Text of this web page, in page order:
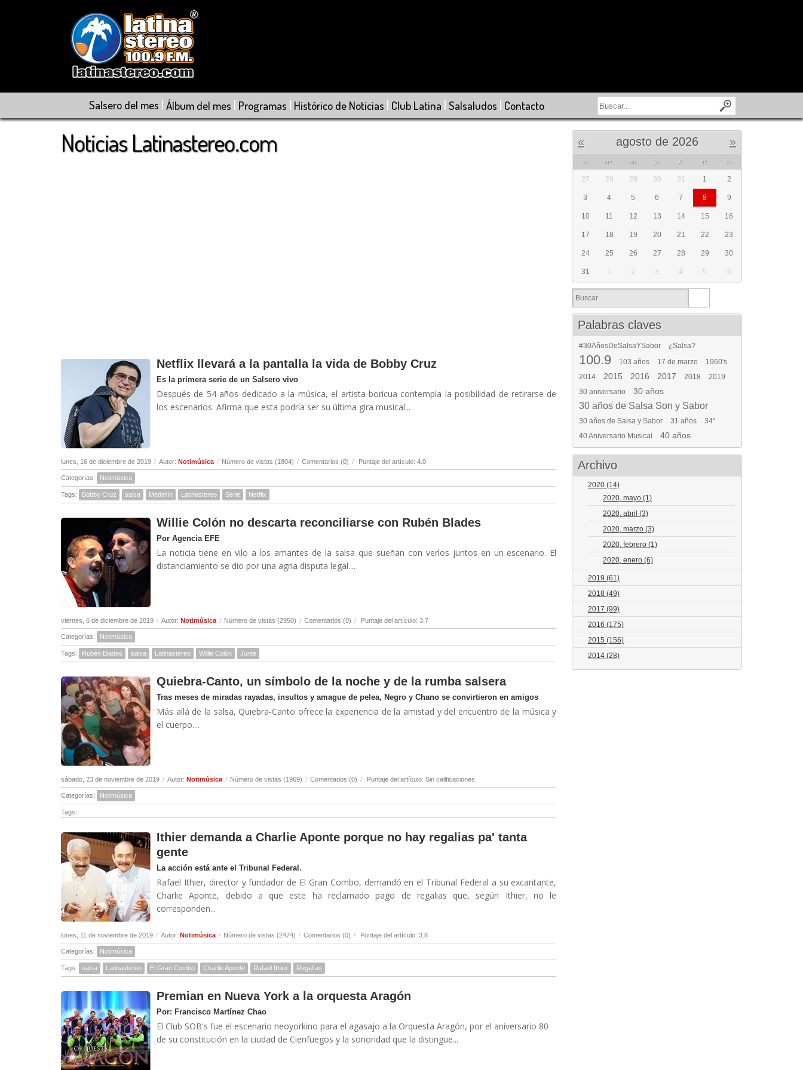
Salsero del mes | Álbum del mes | Programas | Histórico de Noticias | Club Latina | Salsaludos | Contacto
Noticias Latinastereo.com
Netflix llevará a la pantalla la vida de Bobby Cruz
Es la primera serie de un Salsero vivo
Después de 54 años dedicado a la música, el artista boricua contempla la posibilidad de retirarse de
los escenarios. Afirma que esta podría ser su última gira musical...
lunes, 16 de diciembre de 2019 / Autor: Notimúsica / Número de vistas (1804) / Comentarios (0) / Puntaje del artículo: 4.0
Categorías: Notimúsica
Tags: Bobby Cruz salsa Medellín Latinastereo Serie Netflix
Willie Colón no descarta reconciliarse con Rubén Blades
Por Agencia EFE
La noticia tiene en vilo a los amantes de la salsa que sueñan con verlos juntos en un escenario. El
distanciamiento se dio por una agria disputa legal....
viernes, 6 de diciembre de 2019 / Autor: Notimúsica / Número de vistas (2950) / Comentarios (0) / Puntaje del artículo: 3.7
Categorías: Notimúsica
Tags: Rubén Blades salsa Latinastereo Willie Colón Junte
Quiebra-Canto, un símbolo de la noche y de la rumba salsera
Tras meses de miradas rayadas, insultos y amague de pelea, Negro y Chano se convirtieron en amigos
Más allá de la salsa, Quiebra-Canto ofrece la experiencia de la amistad y del encuentro de la música y
el cuerpo....
sábado, 23 de noviembre de 2019 / Autor: Notimúsica / Número de vistas (1969) / Comentarios (0) / Puntaje del artículo: Sin calificaciones
Categorías: Notimúsica
Tags:
Ithier demanda a Charlie Aponte porque no hay regalias pa' tanta
gente
La acción está ante el Tribunal Federal.
Rafael Ithier, director y fundador de El Gran Combo, demandó en el Tribunal Federal a su excantante,
Charlie Aponte, debido a que este ha reclamado pago de regalias que, según Ithier, no le
corresponden...
lunes, 11 de noviembre de 2019 / Autor: Notimúsica / Número de vistas (2474) / Comentarios (0) / Puntaje del artículo: 3.8
Categorías: Notimúsica
Tags: salsa Latinastereo El Gran Combo Charlie Aponte Rafaél Ithier Regalías
Premian en Nueva York a la orquesta Aragón
Por: Francisco Martínez Chao
El Club SOB's fue el escenario neoyorkino para el agasajo a la Orquesta Aragón, por el aniversario 80
de su constitución en la ciudad de Cienfuegos y la sonoridad que la distingue...
« agosto de 2026 »
lu. ma. mi. ju. vi. sá. do.
27 28 29 30 31 1 2
3 4 5 6 7 8 9
10 11 12 13 14 15 16
17 18 19 20 21 22 23
24 25 26 27 28 29 30
31 1 2 3 4 5 6
Palabras claves
#30AñosDeSalsaYSabor ¿Salsa?
100.9 103 años 17 de marzo
1960's
2014
2015 2016 2017 2018
2019
30 aniversario
30 años
30 años de Salsa Son y Sabor
30 años de Salsa y Sabor 31 años
34°
40 Aniversario Musical
40 años
Archivo
2020 (14)
2020, mayo (1)
2020, abril (3)
2020, marzo (3)
2020, febrero (1)
2020, enero (6)
2019 (61)
2018 (49)
2017 (99)
2016 (175)
2015 (156)
2014 (28)